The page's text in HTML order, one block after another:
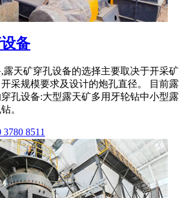
备
露天矿穿孔设备的选择主要取决于开采矿
采规模要求及设计的炮孔直径。 目前露
孔设备:大型露天矿多用牙轮钻中小型露
。
8511